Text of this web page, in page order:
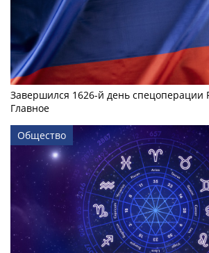
Завершился 1626-й день спецоперации
Главное
Общество